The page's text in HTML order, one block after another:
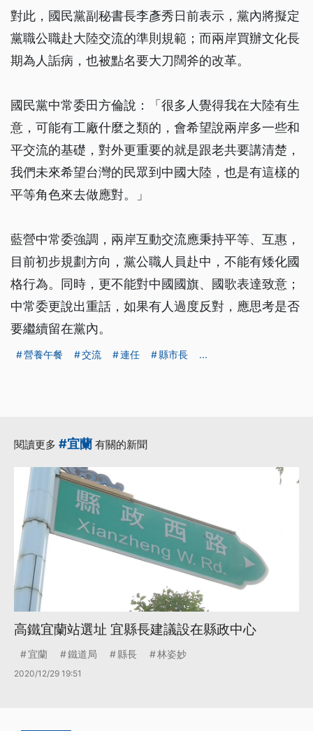
對此，國民黨副秘書長李彥秀日前表示，黨內將擬定
黨職公職赴大陸交流的準則規範；而兩岸買辦文化長
期為人詬病，也被點名要大刀闊斧的改革。
國民黨中常委田方倫說：「很多人覺得我在大陸有生
意，可能有工廠什麼之類的，會希望說兩岸多一些和
平交流的基礎，對外更重要的就是跟老共要講清楚，
我們未來希望台灣的民眾到中國大陸，也是有這樣的
平等角色來去做應對。」
藍營中常委強調，兩岸互動交流應秉持平等、互惠，
目前初步規劃方向，黨公職人員赴中，不能有矮化國
格行為。同時，更不能對中國國旗、國歌表達致意；
中常委更說出重話，如果有人過度反對，應思考是否
要繼續留在黨內。
營養午餐 交流 連任 縣市長 ...
閱讀更多 #宜蘭 有關的新聞
高鐵宜蘭站選址 宜縣長建議設在縣政中心
宜蘭 鐵道局 縣長 林姿妙
2020/12/29 19:51